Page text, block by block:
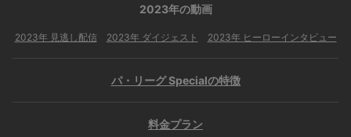
2023年の動画
2023年 見逃し配信 2023年 ダイジェスト 2023年 ヒーローインタビュー
パ・リーグ Specialの特徴
料金プラン